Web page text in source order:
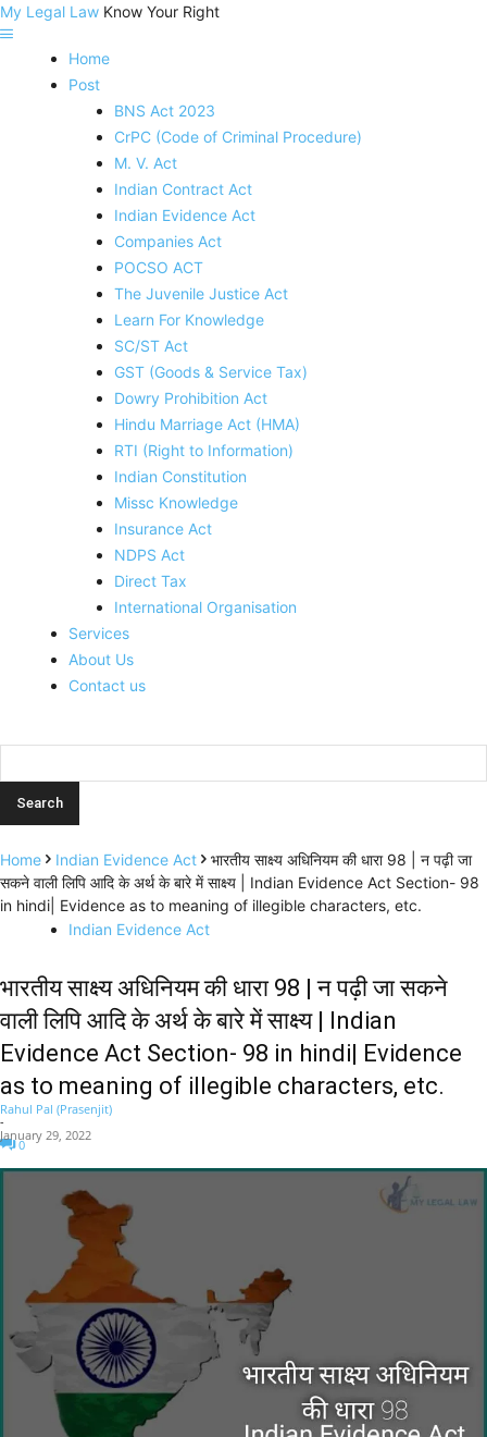
My Legal Law Know Your Right
Home
Post
BNS Act 2023
CrPC (Code of Criminal Procedure)
M. V. Act
Indian Contract Act
Indian Evidence Act
Companies Act
POCSO ACT
The Juvenile Justice Act
Learn For Knowledge
SC/ST Act
GST (Goods & Service Tax)
Dowry Prohibition Act
Hindu Marriage Act (HMA)
RTI (Right to Information)
Indian Constitution
Missc Knowledge
Insurance Act
NDPS Act
Direct Tax
International Organisation
Services
About Us
Contact us
Home Indian Evidence Act
भारतीय साक्ष्य अधिनियम की धारा 98 | न पढ़ी जा
सकने वाली लिपि आदि के अर्थ के बारे में साक्ष्य | Indian Evidence Act Section- 98
in hindi| Evidence as to meaning of illegible characters, etc.
Indian Evidence Act
भारतीय साक्ष्य अधिनियम की धारा 98 | न पढ़ी जा सकने
वाली लिपि आदि के अर्थ के बारे में साक्ष्य | Indian
Evidence Act Section- 98 in hindi| Evidence
as to meaning of illegible characters, etc.
Rahul Pal (Prasenjit)
-
January 29, 2022
0